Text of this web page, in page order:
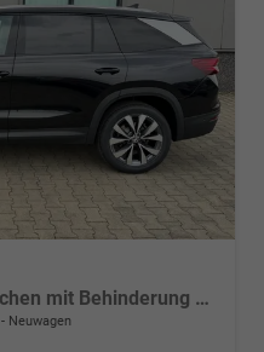
Selection Angebot f. Menschen mit Behinderung 100%! 2.0 TDI 150PS DSG, 17" Alu, Parksensoren v/h, Rückfahrkamera, 3-Zonen-Climatronic, SunSet, Sitzheizung, Side Assist, Fernlicht-Assist, Tempomat, Infotainment 10" + Smartlink, Virtual Cockpit, M-Leder
Neuwagen